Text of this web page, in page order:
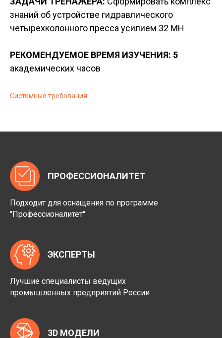
знаний об устройстве гидравлического
четырехколонного пресса усилием 32 МН
РЕКОМЕНДУЕМОЕ ВРЕМЯ ИЗУЧЕНИЯ: 5
академических часов
Системные требования
ПРОФЕССИОНАЛИТЕТ
Подходит для оснащения по программе
"Профессионалитет"
ЭКСПЕРТЫ
Лучшие специалисты ведущих
промышленных предприятий России
3D МОДЕЛИ